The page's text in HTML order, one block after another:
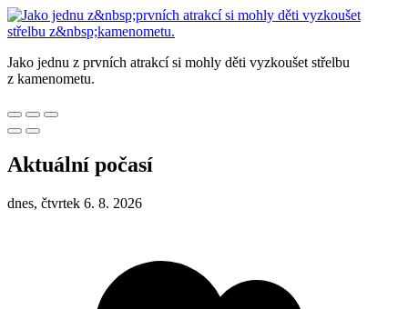
Jako jednu z prvních atrakcí si mohly děti vyzkoušet střelbu
z kamenometu.
Aktuální počasí
dnes, čtvrtek 6. 8. 2026